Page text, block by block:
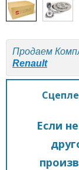
Продаем
Renault
Если